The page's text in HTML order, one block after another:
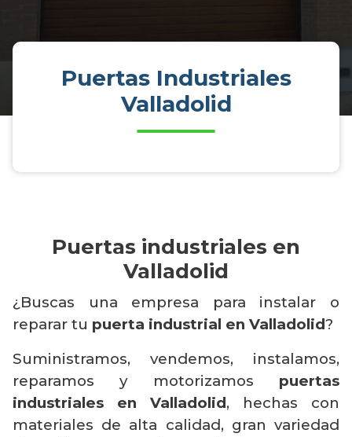
Puertas Industriales
Valladolid
Puertas industriales en
Valladolid
¿Buscas una empresa para instalar o
reparar tu puerta industrial en Valladolid?
Suministramos, vendemos, instalamos,
reparamos y motorizamos puertas
industriales en Valladolid, hechas con
materiales de alta calidad, gran variedad